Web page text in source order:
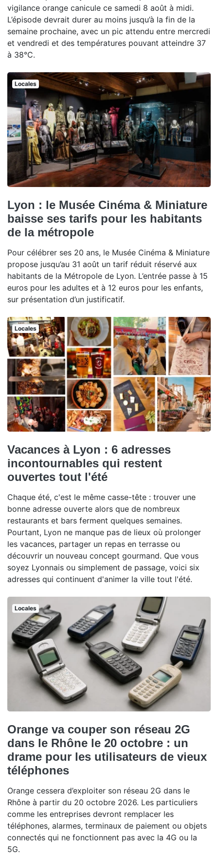
vigilance orange canicule ce samedi 8 août à midi.
L’épisode devrait durer au moins jusqu’à la fin de la
semaine prochaine, avec un pic attendu entre mercredi
et vendredi et des températures pouvant atteindre 37
à 38°C.
Locales
Lyon : le Musée Cinéma & Miniature
baisse ses tarifs pour les habitants
de la métropole
Pour célébrer ses 20 ans, le Musée Cinéma & Miniature
propose jusqu’au 31 août un tarif réduit réservé aux
habitants de la Métropole de Lyon. L’entrée passe à 15
euros pour les adultes et à 12 euros pour les enfants,
sur présentation d’un justificatif.
Locales
Vacances à Lyon : 6 adresses
incontournables qui restent
ouvertes tout l'été
Chaque été, c'est le même casse-tête : trouver une
bonne adresse ouverte alors que de nombreux
restaurants et bars ferment quelques semaines.
Pourtant, Lyon ne manque pas de lieux où prolonger
les vacances, partager un repas en terrasse ou
découvrir un nouveau concept gourmand. Que vous
soyez Lyonnais ou simplement de passage, voici six
adresses qui continuent d'animer la ville tout l'été.
Locales
Orange va couper son réseau 2G
dans le Rhône le 20 octobre : un
drame pour les utilisateurs de vieux
téléphones
Orange cessera d’exploiter son réseau 2G dans le
Rhône à partir du 20 octobre 2026. Les particuliers
comme les entreprises devront remplacer les
téléphones, alarmes, terminaux de paiement ou objets
connectés qui ne fonctionnent pas avec la 4G ou la
5G.